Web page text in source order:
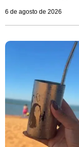
6 de agosto de 2026